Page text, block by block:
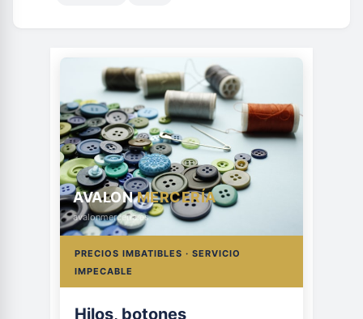
AVALONMERCERÍA
avalonmerceria.es
PRECIOS IMBATIBLES · SERVICIO
IMPECABLE
Hilos, botones